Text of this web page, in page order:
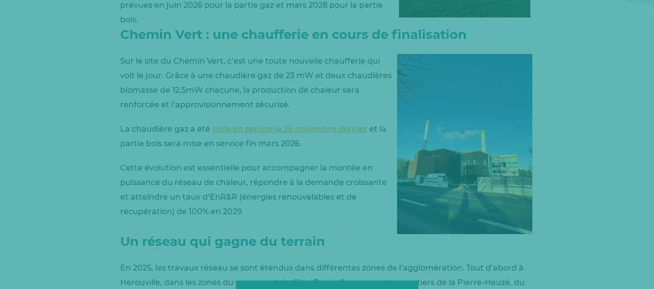
prévues en juin 2026 pour la partie gaz et mars 2028 pour la partie
bois.
Chemin Vert : une chaufferie en cours de finalisation
Sur le site du Chemin Vert, c’est une toute nouvelle chaufferie qui
voit le jour. Grâce à une chaudière gaz de 23 mW et deux chaudières
biomasse de 12,5mW chacune, la production de chaleur sera
renforcée et l’approvisionnement sécurisé.
La chaudière gaz a été mise en service le 26 novembre dernier et la
partie bois sera mise en service fin mars 2026.
Cette évolution est essentielle pour accompagner la montée en
puissance du réseau de chaleur, répondre à la demande croissante
et atteindre un taux d’EnR&R (énergies renouvelables et de
récupération) de 100% en 2029.
Un réseau qui gagne du terrain
En 2025, les travaux réseau se sont étendus dans différentes zones de l’agglomération. Tout d’abord à
Hérouville, dans les zones du campus et du Citis. Puis à Caen, dans les quartiers de la Pierre-Heuzé, du